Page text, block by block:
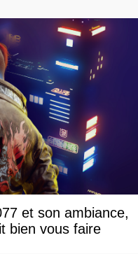
et son ambiance,
bien vous faire